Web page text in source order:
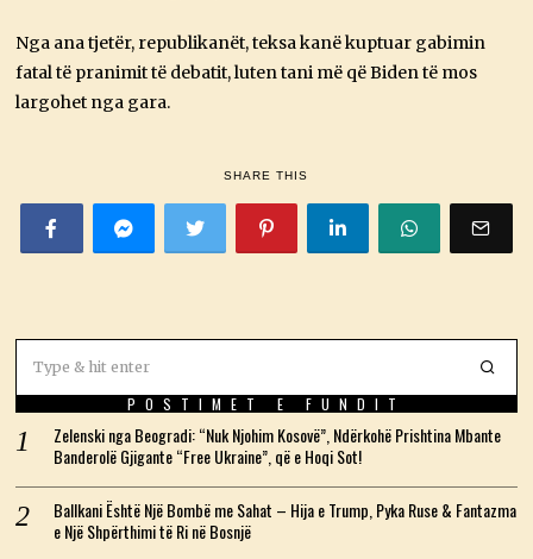
Nga ana tjetër, republikanët, teksa kanë kuptuar gabimin
fatal të pranimit të debatit, luten tani më që Biden të mos
largohet nga gara.
SHARE THIS
POSTIMET E FUNDIT
Zelenski nga Beogradi: “Nuk Njohim Kosovë”, Ndërkohë Prishtina Mbante
Banderolë Gjigante “Free Ukraine”, që e Hoqi Sot!
Ballkani Është Një Bombë me Sahat – Hija e Trump, Pyka Ruse & Fantazma
e Një Shpërthimi të Ri në Bosnjë